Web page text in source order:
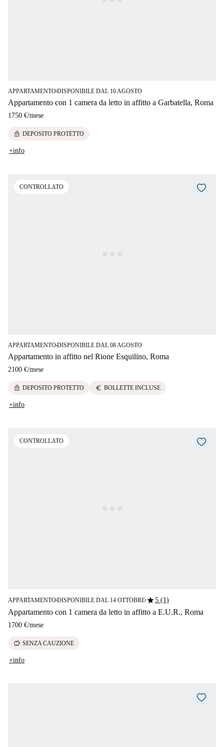
APPARTAMENTO■DISPONIBILE DAL 10 AGOSTO
Appartamento con 1 camera da letto in affitto a Garbatella, Roma
1750 €/mese
lock DEPOSITO PROTETTO
+info
CONTROLLATO
APPARTAMENTO■DISPONIBILE DAL 08 AGOSTO
Appartamento in affitto nel Rione Esquilino, Roma
2100 €/mese
lock DEPOSITO PROTETTO euro BOLLETTE INCLUSE
+info
CONTROLLATO
APPARTAMENTO■DISPONIBILE DAL 14 OTTOBRE■star5 (1)
Appartamento con 1 camera da letto in affitto a E.U.R., Roma
1700 €/mese
savings SENZA CAUZIONE
+info